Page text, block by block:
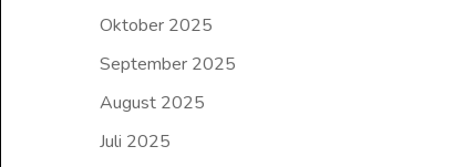
Oktober 2025
September 2025
August 2025
Juli 2025